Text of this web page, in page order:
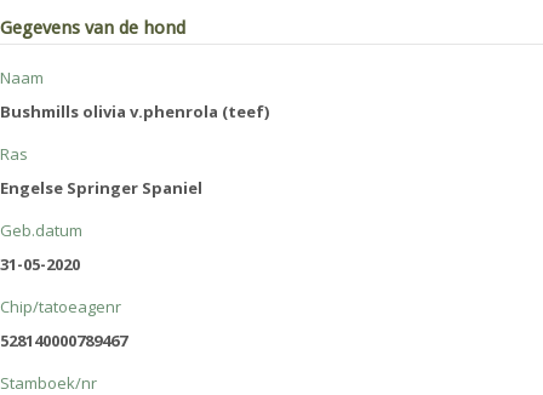
Gegevens van de hond
Naam
Bushmills olivia v.phenrola (teef)
Ras
Engelse Springer Spaniel
Geb.datum
31-05-2020
Chip/tatoeagenr
528140000789467
Stamboek/nr